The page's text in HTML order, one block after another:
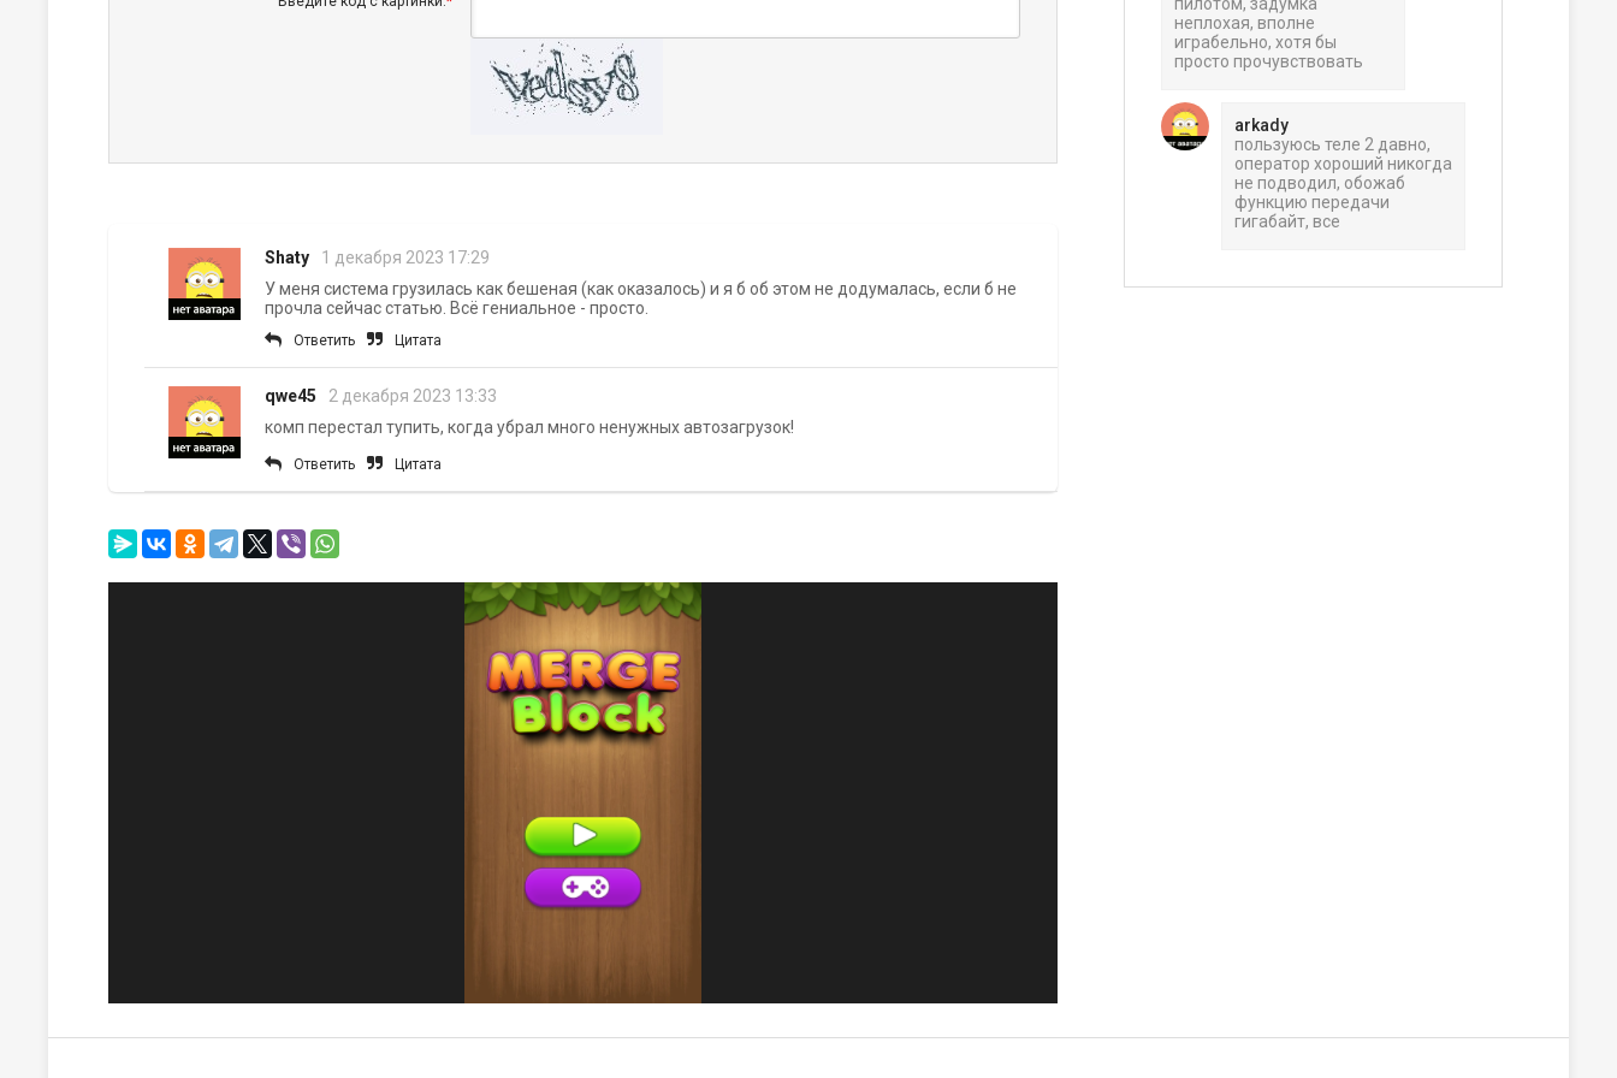
Shaty
1 декабря 2023 17:29
У меня система грузилась как бешеная (как оказалось) и я б об этом не додумалась, если б не
прочла сейчас статью. Всё гениальное - просто.
Ответить Цитата
qwe45
2 декабря 2023 13:33
комп перестал тупить, когда убрал много ненужных автозагрузок!
Ответить Цитата
неплохая, вполне
играбельно, хотя бы
просто прочувствовать
arkady
пользуюсь теле 2 давно,
оператор хороший никогда
не подводил, обожаб
функцию передачи
гигабайт, все